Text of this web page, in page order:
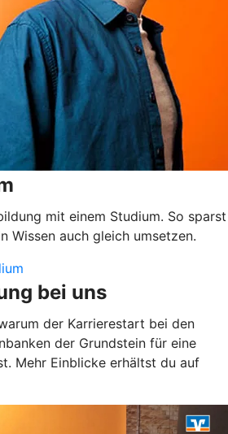
mit einem Studium. So sparst
Wissen auch gleich umsetzen.
bei uns
der Karrierestart bei den
der Grundstein für eine
Mehr Einblicke erhältst du auf